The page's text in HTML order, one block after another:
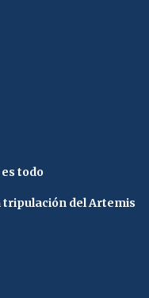
todo
tripulación del Artemis